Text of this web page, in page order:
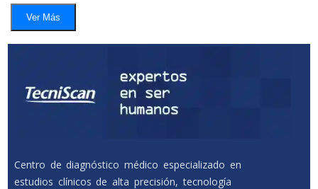
Ver Más
Centro de diagnóstico médico especializado en
estudios clínicos de alta precisión, tecnología